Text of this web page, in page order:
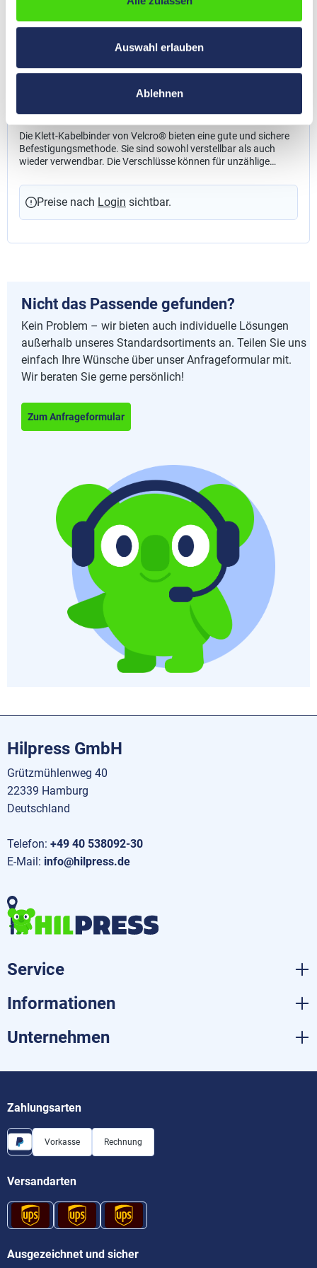
Auswahl erlauben
Ablehnen
ONE-WRAP® Klett-Kabelbinder der Marke
Abmessung Länge x Kopfbreite x Bandbreite:
12,5
Die Klett-Kabelbinder von Velcro® bieten eine gute und sichere
Befestigungsmethode. Sie sind sowohl verstellbar als auch
wieder verwendbar. Die Verschlüsse können für unzählige
Kabelmanagement, bei Netzwerkinstallationen, für Kabelbäume
und für Glasfaserkabel. Farbe: schwarz Weitere Informationen:
Preise nach Login sichtbar.
Nicht das Passende gefunden?
Kein Problem – wir bieten auch individuelle Lösungen
außerhalb unseres Standardsortiments an. Teilen Sie uns
einfach Ihre Wünsche über unser Anfrageformular mit.
Wir beraten Sie gerne persönlich!
Zum Anfrageformular
Hilpress GmbH
Grützmühlenweg 40
22339 Hamburg
Deutschland
Telefon: +49 40 538092-30
E-Mail: info@hilpress.de
Service
Informationen
Unternehmen
Zahlungsarten
Vorkasse Rechnung
Versandarten
Ausgezeichnet und sicher